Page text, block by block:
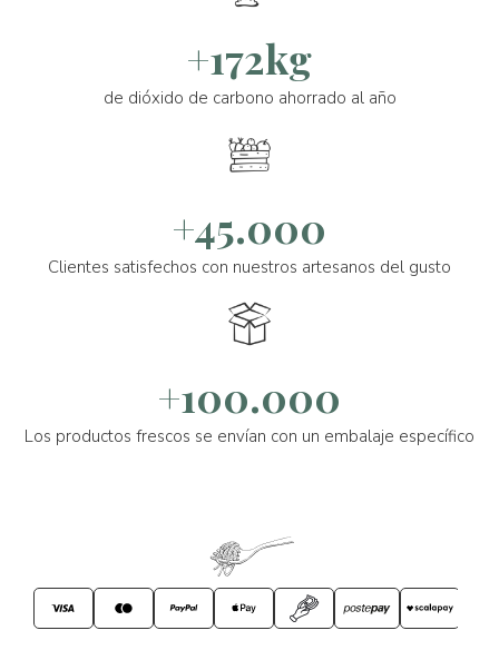
+172kg
de dióxido de carbono ahorrado al año
+45.000
Clientes satisfechos con nuestros artesanos del gusto
+100.000
Los productos frescos se envían con un embalaje específico